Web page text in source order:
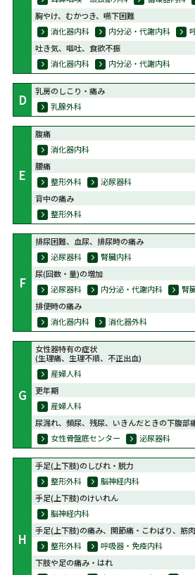
胸やけ、むかつき、嚥下困難
消化器内科
内分泌・代謝内科
吐き気、嘔吐、食欲不振
消化器内科
内分泌・代謝内科
D
乳房のしこり・痛み
乳腺外科
E
腹痛
消化器内科
腰痛
整形外科
泌尿器科
背中の痛み
整形外科
F
排尿困難、血尿、排尿時の痛み
泌尿器科
腎臓内科
尿(回数・量)の増加
泌尿器科
内分泌・代謝内科
腎
排便時の痛み
消化器内科
消化器外科
G
女性器特有の症状
(生理痛、生理不順、不正出血)
産婦人科
更年期
産婦人科
尿漏れ、頻尿、残尿、いきんだときの下腹部
女性骨盤底センター
泌尿器科
H
手足(上下肢)のしびれ・脱力
整形外科
脳神経内科
手足(上下肢)のけいれん
脳神経内科
手足(上下肢)の痛み、関節痛・こわばり、筋
整形外科
呼吸器・免疫内科
下肢や足の痛み・はれ